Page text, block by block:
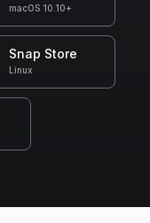
macOS 10.10+
Snap Store
Linux